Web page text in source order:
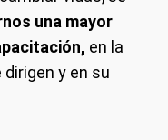
una mayor
en la
y en su